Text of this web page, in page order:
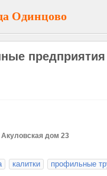
Одинцово
предприятия
дом 23
калитки профильные